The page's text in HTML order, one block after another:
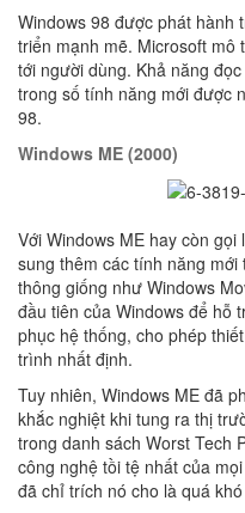
Windows 98 được phát hành
triển mạnh mẽ. Microsoft
tới người dùng. Khả năng
trong số tính năng mới được
98.
Windows ME (2000)
Với Windows ME hay còn
sung thêm các tính năng
thông giống như Windows
đầu tiên của Windows để hỗ
phục hệ thống, cho phép
trình nhất định.
Tuy nhiên, Windows ME đã
khắc nghiệt khi tung ra thị
trong danh sách Worst Tech
công nghệ tồi tệ nhất của
đã chỉ trích nó cho là quá